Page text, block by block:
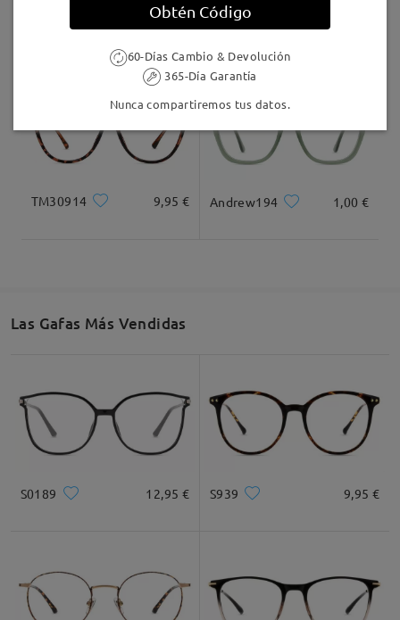
LKFS3656R 8,00 € MT37644
TM30914 9,95 € Andrew194 1,00 €
Las Gafas Más Vendidas
S0189 12,95 € S939 9,95 €
Obtén Código
60-Días Cambio & Devolución
365-Día Garantía
Nunca compartiremos tus datos.